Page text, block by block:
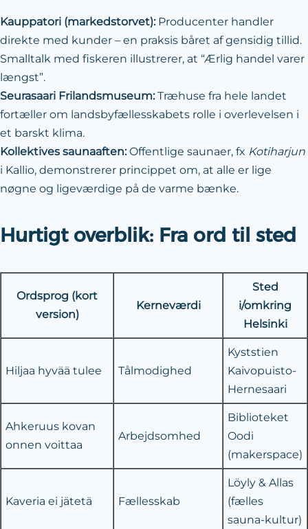
Kauppatori (markedstorvet):Producenter handler
direkte med kunder – en praksis båret af gensidig tillid.
Smalltalk med fiskeren illustrerer, at “Ærlig handel varer
længst”.
Seurasaari Frilandsmuseum:Træhuse fra hele landet
fortæller om landsbyfællesskabets rolle i overlevelsen i
et barskt klima.
Kollek­ti­ves sauna­aften:Offentlige saunaer, fx Kotiharjun
i Kallio, demonstrerer princippet om, at alle er lige
nøgne og ligeværdige på de varme bænke.
Hurtigt overblik: Fra ord til sted
Ordsprog (kort
version)
Kerneværdi
Sted
i/omkring
Helsinki
Hiljaa hyvää tulee Tålmodighed
Kyststien
Kaivopuisto-
Hernesaari
Ahkeruus kovan
onnen voittaa
Arbejdsomhed
Biblioteket
Oodi
(makerspace)
Kaveria ei jätetä Fællesskab
Löyly & Allas
(fælles
sauna-kultur)